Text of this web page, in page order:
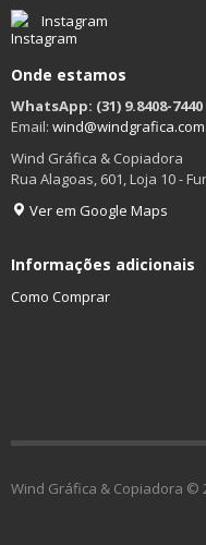
Instagram
Onde estamos
WhatsApp: (31) 9.8408-7440
Email:
Wind Gráfica & Copiadora
Rua Alagoas, 601, Loja 10 -
Ver em Google Maps
Informações adicionais
Como Comprar
Wind Gráfica & Copiadora ©